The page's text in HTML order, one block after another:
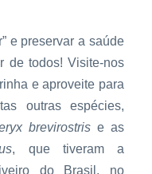
e preservar a saúde
de todos! Visite-nos
e aproveite para
outras espécies,
brevirostris e as
, que tiveram a
do Brasil, no